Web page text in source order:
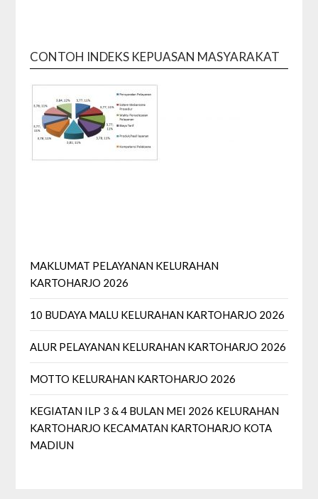
CONTOH INDEKS KEPUASAN MASYARAKAT
MAKLUMAT PELAYANAN KELURAHAN
KARTOHARJO 2026
10 BUDAYA MALU KELURAHAN KARTOHARJO 2026
ALUR PELAYANAN KELURAHAN KARTOHARJO 2026
MOTTO KELURAHAN KARTOHARJO 2026
KEGIATAN ILP 3 & 4 BULAN MEI 2026 KELURAHAN
KARTOHARJO KECAMATAN KARTOHARJO KOTA
MADIUN